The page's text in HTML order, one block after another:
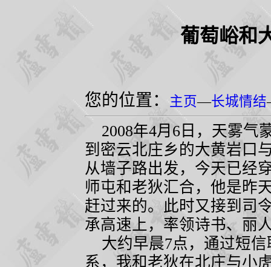
葡萄峪和
您的位置： 主页—长城情结
2008年4月 6 日，天雾气
到密云北庄乡的大黄岩口
从墙子路出发，今天已经
师屯和老狄汇合，他是昨
赶过来的。此时又接到司
承高速上，率领诗书、丽
大约早晨7点，通过短信
系，我和老狄在北庄与小